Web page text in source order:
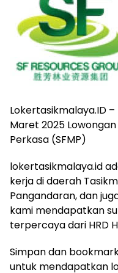
Lokertasikmalaya.ID
Maret 2025
Perkasa (SFMP)
lokertasikmalaya.id
kerja di daerah
Pangandaran, dan
kami mendapatkan
terpercaya dari HRD
Simpan dan
untuk mendapatkan